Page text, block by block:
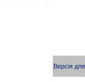
Версія